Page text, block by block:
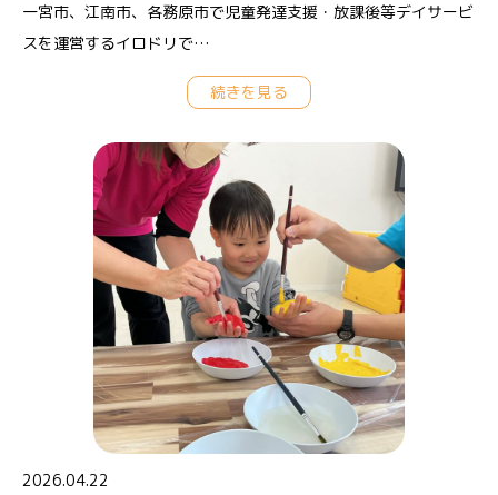
一宮市、江南市、各務原市で児童発達支援・放課後等デイサービ
スを運営するイロドリで…
続きを見る
2026.04.22